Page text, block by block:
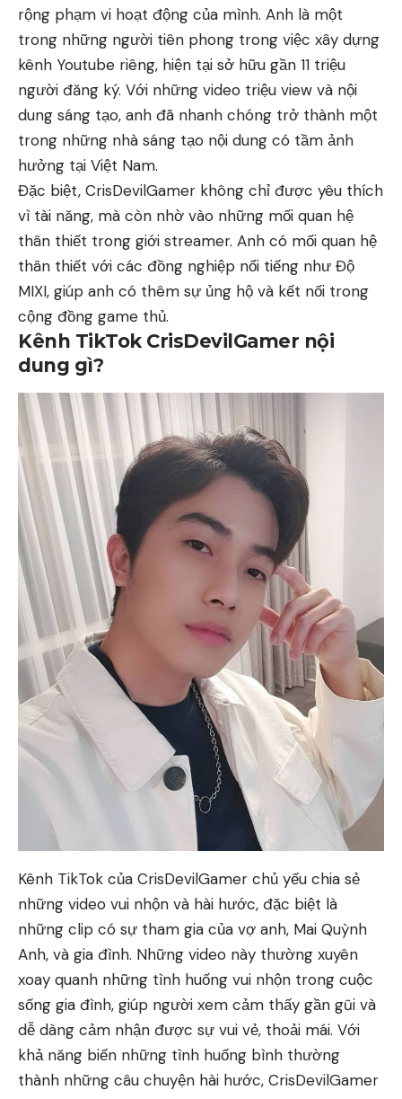
rộng phạm vi hoạt động của mình. Anh là một
trong những người tiên phong trong việc xây dựng
kênh Youtube riêng, hiện tại sở hữu gần 11 triệu
người đăng ký. Với những video triệu view và nội
dung sáng tạo, anh đã nhanh chóng trở thành một
trong những nhà sáng tạo nội dung có tầm ảnh
hưởng tại Việt Nam.
Đặc biệt, CrisDevilGamer không chỉ được yêu thích
vì tài năng, mà còn nhờ vào những mối quan hệ
thân thiết trong giới streamer. Anh có mối quan hệ
thân thiết với các đồng nghiệp nổi tiếng như Độ
MIXI, giúp anh có thêm sự ủng hộ và kết nối trong
cộng đồng game thủ.
Kênh TikTok CrisDevilGamer nội
dung gì?
Kênh TikTok của CrisDevilGamer chủ yếu chia sẻ
những video vui nhộn và hài hước, đặc biệt là
những clip có sự tham gia của vợ anh, Mai Quỳnh
Anh, và gia đình. Những video này thường xuyên
xoay quanh những tình huống vui nhộn trong cuộc
sống gia đình, giúp người xem cảm thấy gần gũi và
dễ dàng cảm nhận được sự vui vẻ, thoải mái. Với
khả năng biến những tình huống bình thường
thành những câu chuyện hài hước, CrisDevilGamer